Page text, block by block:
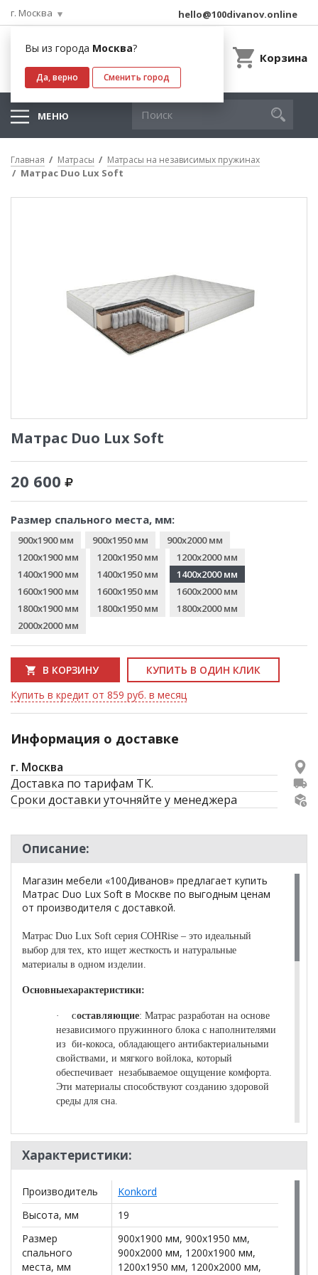
г. Москва
Вы из города Москва?
Да, верно Сменить город
hello@100divanov.online
Корзина
МЕНЮ
Главная Матрасы Матрасы на независимых пружинах
Матрас Duo Lux Soft
Матрас Duo Lux Soft
20 600
Размер спального места, мм:
900x1900 мм 900x1950 мм
900x2000 мм
1200x1900 мм
1200x1950 мм
1200x2000 мм
1400x1900 мм
1400x1950 мм
1400x2000 мм
1600x1900 мм
1600x1950 мм
1600x2000 мм
1800x1900 мм
1800x1950 мм
1800x2000 мм
2000x2000 мм
В КОРЗИНУ
КУПИТЬ В ОДИН КЛИК
Купить в кредит от 859 руб. в месяц
Информация о доставке
г. Москва
Доставка по тарифам ТК.
Сроки доставки уточняйте у менеджера
Описание:
Магазин мебели «100Диванов» предлагает купить
Матрас Duo Lux Soft в Москве по выгодным ценам
от производителя с доставкой.
Матрас Duo Lux Soft серия СОНRise – это идеальный
выбор для тех, кто ищет жесткость и натуральные
материалы в одном изделии.
Основныехарактеристики:
· Cоставляющие: Матрас разработан на основе
независимого пружинного блока с наполнителями
из би-кокоса, обладающего антибактериальными
свойствами, и мягкого войлока, который
обеспечивает незабываемое ощущение комфорта.
Эти материалы способствуют созданию здоровой
среды для сна.
конструкцию, что обеспечивает отличную
поддержку для позвоночника и помогает
сохранить правильное положение тела во время
Максимально рекомендуемый вес
рассчитан на вес до 100 кг на спальное место, что
делает его подходящим для большинства
пользователей.
Характеристики:
Производитель
Konkord
Высота, мм
19
Размер
спального
места, мм
900x1900 мм, 900x1950 мм,
900x2000 мм, 1200x1900 мм,
1200x1950 мм, 1200x2000 мм,